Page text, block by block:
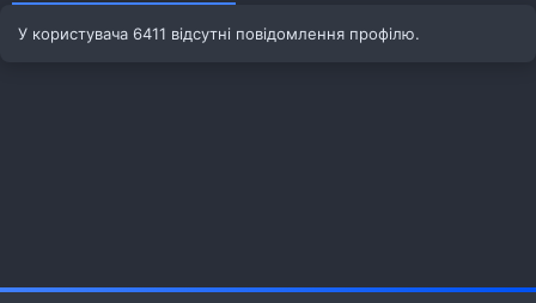
У користувача 6411 відсутні повідомлення профілю.